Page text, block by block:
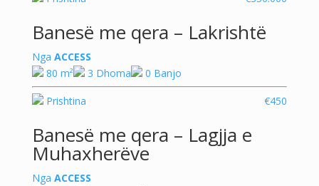
Banesë me qera – Lakrishtë
Nga ACCESS
80 m²
3 Dhoma 0 Banjo
Prishtina €450
Banesë me qera – Lagjja e
Muhaxherëve
Nga ACCESS